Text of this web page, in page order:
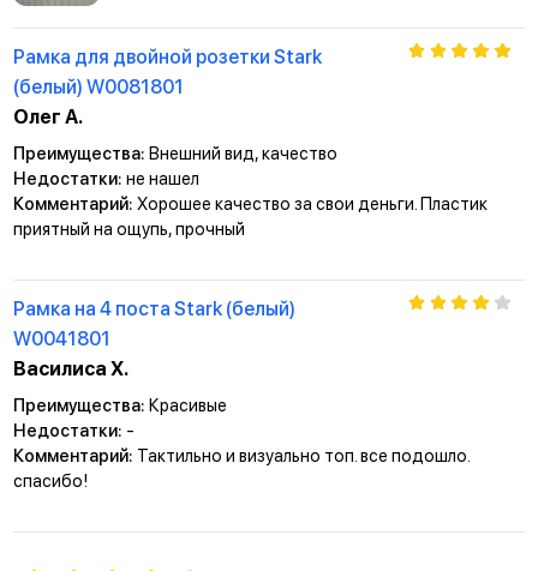
Рамка для двойной розетки Stark
(белый) W0081801
Олег А.
Преимущества: Внешний вид, качество
Недостатки: не нашел
Комментарий: Хорошее качество за свои деньги. Пластик
приятный на ощупь, прочный
Рамка на 4 поста Stark (белый)
W0041801
Василиса Х.
Преимущества: Красивые
Недостатки: -
Комментарий: Тактильно и визуально топ. все подошло.
спасибо!